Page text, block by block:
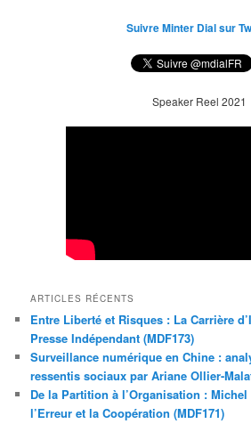
Suivre Minter Dial sur
Speaker Reel 2021
ARTICLES RÉCENTS
Entre Liberté et Risques : La Carrière
Presse Indépendant (MDF173)
Surveillance numérique en Chine :
ressentis sociaux par Ariane Ollier-
De la Partition à l’Organisation :
l’Erreur et la Coopération (MDF171)